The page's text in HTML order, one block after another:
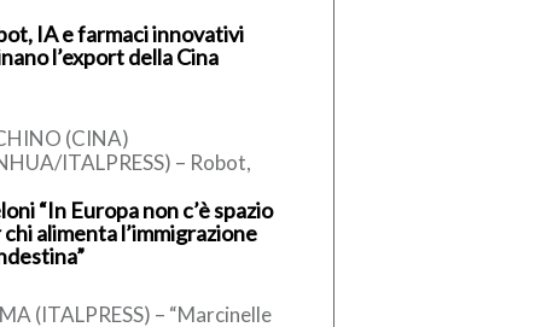
per oltre 1.000 miliardi di yuan
147,27 miliardi di […]
IA e farmaci innovativi
l’export della Cina
(CINA)
ITALPRESS) – Robot,
(IA) e farmaci innovativi
emergendo come nuovi
della crescita […]
“In Europa non c’è spazio
chi alimenta l’immigrazione
(ITALPRESS) – “Marcinelle